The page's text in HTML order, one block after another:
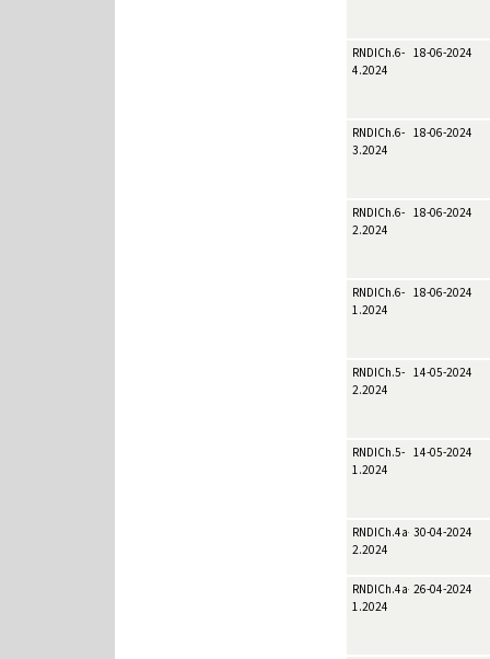
RNDICh.6-
4.2024
18-06-2024
RNDICh.6-
3.2024
18-06-2024
RNDICh.6-
2.2024
18-06-2024
RNDICh.6-
1.2024
18-06-2024
RNDICh.5-
2.2024
14-05-2024
RNDICh.5-
1.2024
14-05-2024
RNDICh.4a-
2.2024
30-04-2024
RNDICh.4a-
1.2024
26-04-2024